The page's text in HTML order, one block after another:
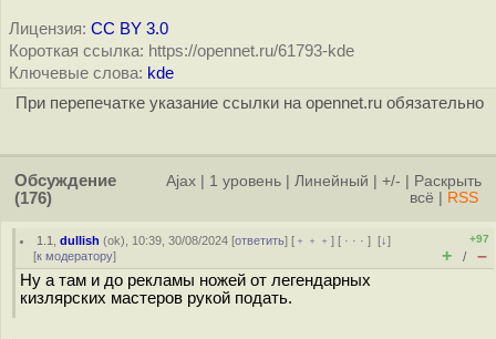
Лицензия: CC BY 3.0
Короткая ссылка: https://opennet.ru/61793-kde
Ключевые слова: kde
При перепечатке указание ссылки на opennet.ru обязательно
Обсуждение
(176)
Ajax 1 уровень Линейный +/-
Раскрыть
всё
RSS
1.1 ,dullish (ok), 10:39, 30/08/2024 [ответить] [ ﹢﹢﹢] [ · · ·][↓]
[к модератору]
+97
+ / –
Ну а там и до рекламы ножей от легендарных
кизлярских мастеров рукой подать.